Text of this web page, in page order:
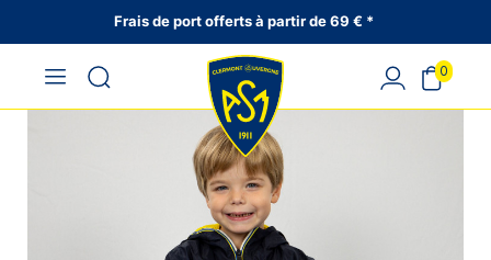
Frais de port offerts à partir de 69 € *
0